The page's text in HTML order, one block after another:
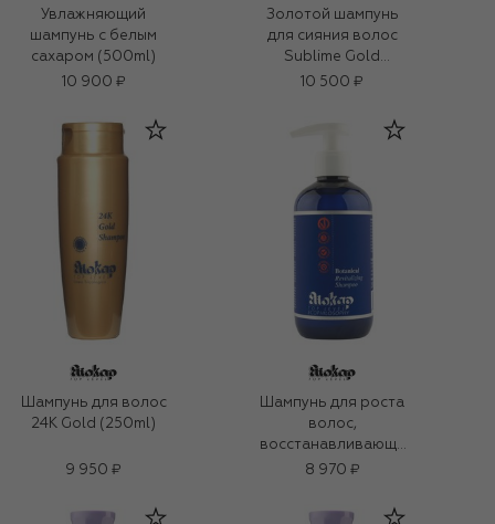
Увлажняющий
шампунь с белым
сахаром (500ml)
10 900 ₽
Золотой шампунь
для сияния волос
Sublime Gold
(250ml)
10 500 ₽
Шампунь для волос
24K Gold (250ml)
9 950 ₽
Шампунь для роста
волос,
восстанавливающи
й биобаланс
8 970 ₽